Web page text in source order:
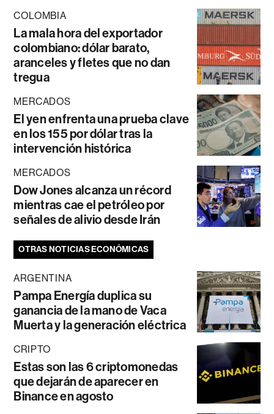
COLOMBIA
La mala hora del exportador
colombiano: dólar barato,
aranceles y fletes que no dan
tregua
MERCADOS
El yen enfrenta una prueba clave
en los 155 por dólar tras la
intervención histórica
MERCADOS
Dow Jones alcanza un récord
mientras cae el petróleo por
señales de alivio desde Irán
OTRAS NOTICIAS ECONÓMICAS
ARGENTINA
Pampa Energía duplica su
ganancia de la mano de Vaca
Muerta y la generación eléctrica
CRIPTO
Estas son las 6 criptomonedas
que dejarán de aparecer en
Binance en agosto